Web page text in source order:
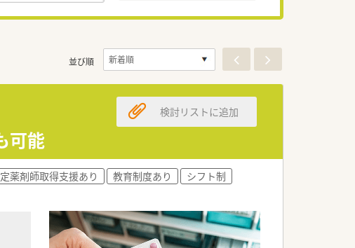
並び順
可能
検討リストに追加
薬剤師取得支援あり 教育制度あり
シフト制